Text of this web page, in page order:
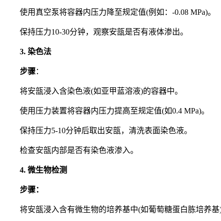
使用真空泵将容器内压力降至规定值(例如：-0.08 MPa)。
保持压力10-30分钟，观察安瓿是否有液体渗出。
3. 染色法
步骤：
将安瓿浸入含染色液(如亚甲蓝溶液)的容器中。
使用压力装置将容器内压力提高至规定值(如0.4 MPa)。
保持压力5-10分钟后取出安瓿，清洗表面染色液。
检查安瓿内部是否有染色液渗入。
4. 微生物检测
步骤：
将安瓿浸入含有微生物的培养基中(如葡萄糖蛋白胨培养基